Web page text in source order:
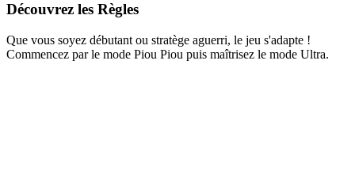
Découvrez les Règles
Que vous soyez débutant ou stratège aguerri, le jeu s'adapte !
Commencez par le mode Piou Piou puis maîtrisez le mode Ultra.